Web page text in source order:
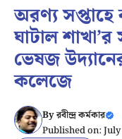
অরণ্য সপ্তাহে
ঘাটাল
ভেষজ
কলেজে
Byরবীন্দ্র কর্মকার
Published on: July